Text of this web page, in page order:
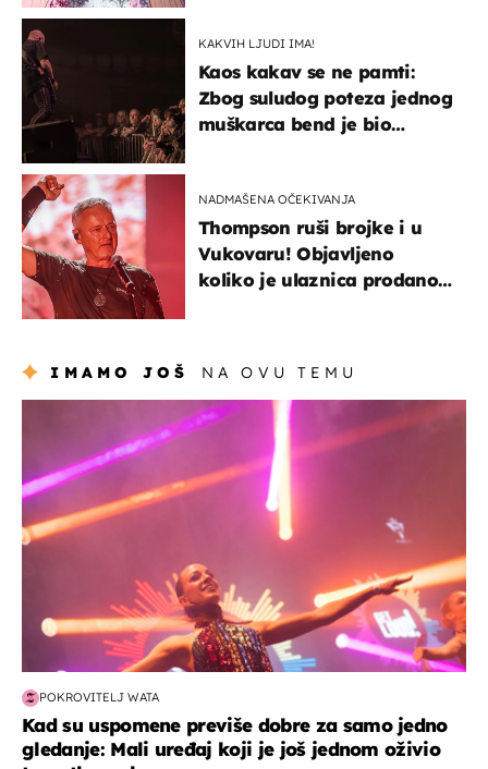
KAKVIH LJUDI IMA!
Kaos kakav se ne pamti:
Zbog suludog poteza jednog
muškarca bend je bio
NADMAŠENA OČEKIVANJA
Thompson ruši brojke i u
Vukovaru! Objavljeno
koliko je ulaznica prodano
IMAMO JOŠ NA OVU TEMU
POKROVITELJ WATA
Kad su uspomene previše dobre za samo jedno
gledanje: Mali uređaj koji je još jednom oživio